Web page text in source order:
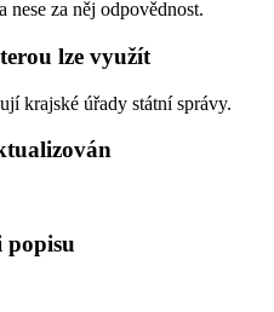
nese za něj odpovědnost.
lze využít
krajské úřady státní správy.
popisu